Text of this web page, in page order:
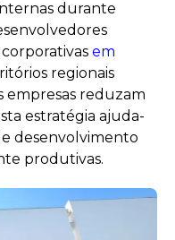
durante
em
regionais
empresas reduzam
estratégia ajuda-
desenvolvimento
produtivas.